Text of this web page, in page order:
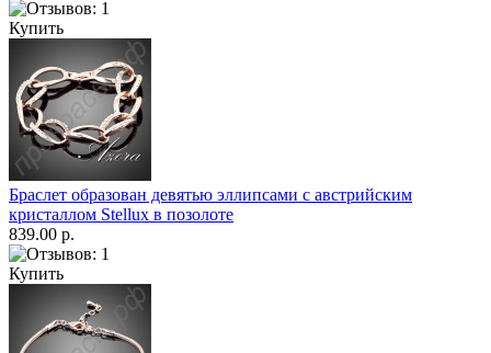
Купить
Браслет образован девятью эллипсами с австрийским
кристаллом Stellux в позолоте
839.00 р.
Купить